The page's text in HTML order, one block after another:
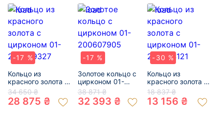
-17 %
Кольцо из
красного золота с
цирконом 01-
200809327
34 650 ₴
28 875 ₴
-17 %
Золотое кольцо с
цирконом 01-
200607905
38 871 ₴
32 393 ₴
-30 %
Кольцо из
красного золота с
цирконом 01-
200344121
18 837 ₴
13 156 ₴